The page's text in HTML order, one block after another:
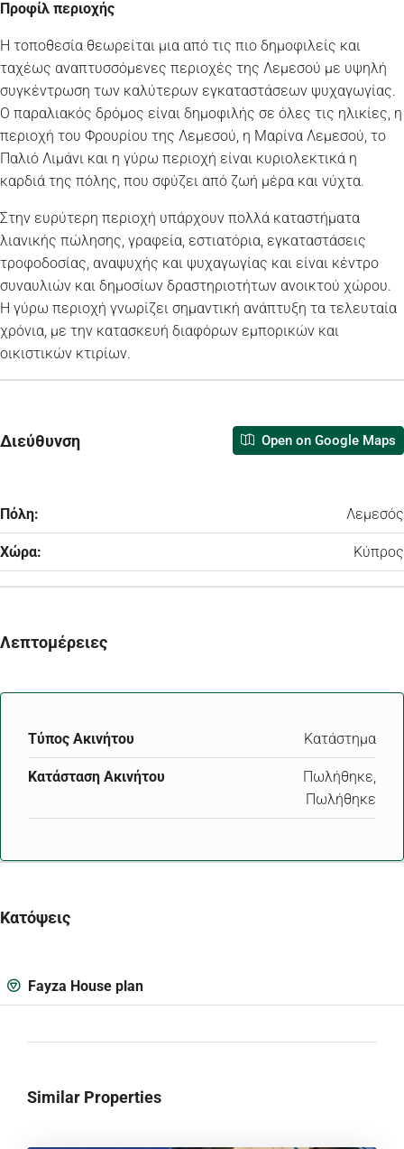
Προφίλ περιοχής
Η τοποθεσία θεωρείται μια από τις πιο δημοφιλείς και
ταχέως αναπτυσσόμενες περιοχές της Λεμεσού με υψηλή
συγκέντρωση των καλύτερων εγκαταστάσεων ψυχαγωγίας.
Ο παραλιακός δρόμος είναι δημοφιλής σε όλες τις ηλικίες, η
περιοχή του Φρουρίου της Λεμεσού, η Μαρίνα Λεμεσού, το
Παλιό Λιμάνι και η γύρω περιοχή είναι κυριολεκτικά η
καρδιά της πόλης, που σφύζει από ζωή μέρα και νύχτα.
Στην ευρύτερη περιοχή υπάρχουν πολλά καταστήματα
λιανικής πώλησης, γραφεία, εστιατόρια, εγκαταστάσεις
τροφοδοσίας, αναψυχής και ψυχαγωγίας και είναι κέντρο
συναυλιών και δημοσίων δραστηριοτήτων ανοικτού χώρου.
Η γύρω περιοχή γνωρίζει σημαντική ανάπτυξη τα τελευταία
χρόνια, με την κατασκευή διαφόρων εμπορικών και
οικιστικών κτιρίων.
Διεύθυνση Open on Google Maps
Πόλη: Λεμεσός
Χώρα: Κύπρος
Λεπτομέρειες
Τύπος Ακινήτου Κατάστημα
Κατάσταση Ακινήτου
Πωλήθηκε,
Πωλήθηκε
Κατόψεις
Fayza House plan
Similar Properties